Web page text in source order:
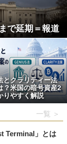
で延期＝報道
とクラリティー法
？米国の暗号資産2
りやすく解説
一覧 ＞
Terminal」とは